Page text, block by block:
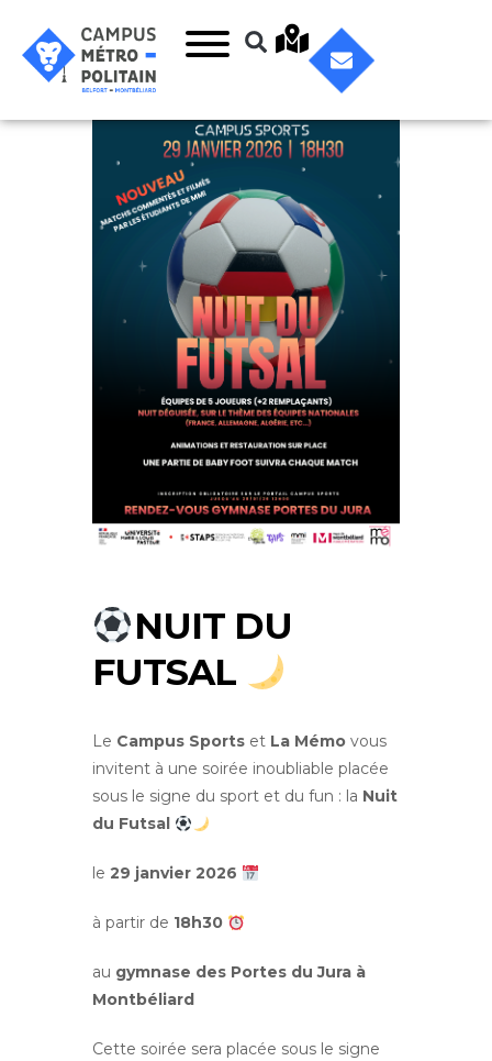
NUIT DU
FUTSAL
Le Campus Sports et La Mémo vous
invitent à une soirée inoubliable placée
sous le signe du sport et du fun : la Nuit
du Futsal
le 29 janvier 2026
à partir de 18h30
au gymnase des Portes du Jura à
Montbéliard
Cette soirée sera placée sous le signe